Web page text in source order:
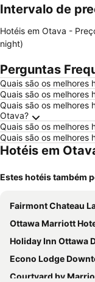
Intervalo de
Hotéis em Otava -
night)
Perguntas
Quais são os melhores
Quais são os melhores
Quais são os melhores
Otava?
Quais são os melhores
Quais são os melhores
Hotéis em
Estes hotéis também
Fairmont Chateau
Ottawa Marriott
Holiday Inn Ottawa Dwtn -
Econo Lodge
Courtyard by Marriott Ottawa